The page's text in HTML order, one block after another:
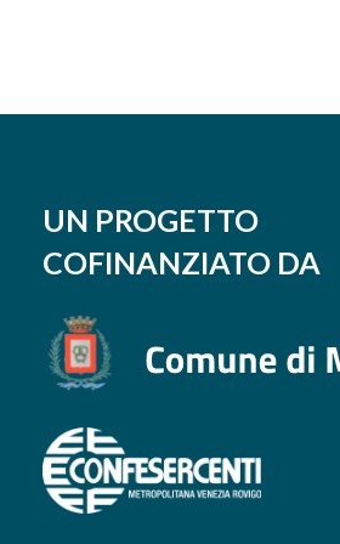
UN PROGETTO
COFINANZIATO DA